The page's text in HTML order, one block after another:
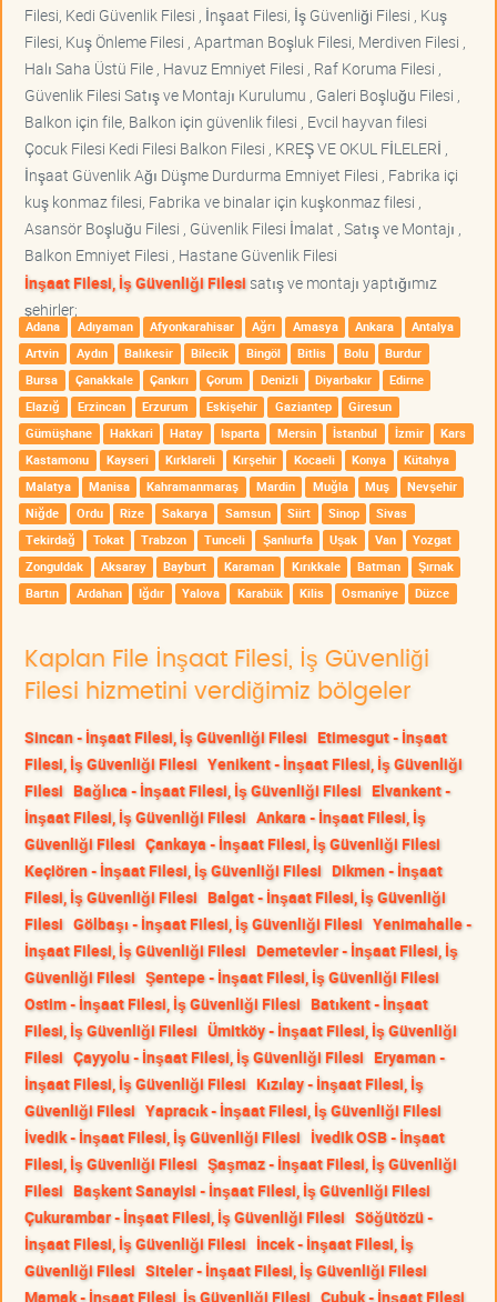
Filesi, Kedi Güvenlik Filesi , İnşaat Filesi, İş Güvenliği Filesi , Kuş
Filesi, Kuş Önleme Filesi , Apartman Boşluk Filesi, Merdiven Filesi ,
Halı Saha Üstü File , Havuz Emniyet Filesi , Raf Koruma Filesi ,
Güvenlik Filesi Satış ve Montajı Kurulumu , Galeri Boşluğu Filesi ,
Balkon için file, Balkon için güvenlik filesi , Evcil hayvan filesi
Çocuk Filesi Kedi Filesi Balkon Filesi , KREŞ VE OKUL FİLELERİ ,
İnşaat Güvenlik Ağı Düşme Durdurma Emniyet Filesi , Fabrika içi
kuş konmaz filesi, Fabrika ve binalar için kuşkonmaz filesi ,
Asansör Boşluğu Filesi , Güvenlik Filesi İmalat , Satış ve Montajı ,
Balkon Emniyet Filesi , Hastane Güvenlik Filesi
İnşaat Filesi, İş Güvenliği Filesisatış ve montajı yaptığımız
şehirler;
Adana Adıyaman Afyonkarahisar Ağrı Amasya Ankara
Antalya
Artvin
Aydın Balıkesir Bilecik Bingöl Bitlis Bolu
Burdur
Bursa
Çanakkale Çankırı Çorum Denizli Diyarbakır
Edirne
Elazığ
Erzincan Erzurum Eskişehir Gaziantep
Giresun
Gümüşhane
Hakkari Hatay Isparta Mersin İstanbul İzmir
Kars
Kastamonu
Kayseri Kırklareli Kırşehir Kocaeli Konya
Kütahya
Malatya
Manisa Kahramanmaraş Mardin Muğla Muş
Nevşehir
Niğde
Ordu Rize Sakarya Samsun Siirt Sinop
Sivas
Tekirdağ
Tokat Trabzon Tunceli Şanlıurfa Uşak Van
Yozgat
Zonguldak
Aksaray Bayburt Karaman Kırıkkale Batman
Şırnak
Bartın
Ardahan Iğdır Yalova Karabük Kilis Osmaniye Düzce
Kaplan File İnşaat Filesi, İş Güvenliği
Filesi hizmetini verdiğimiz bölgeler
Sincan - İnşaat Filesi, İş Güvenliği Filesi Etimesgut - İnşaat
Filesi, İş Güvenliği Filesi Yenikent - İnşaat Filesi, İş Güvenliği
Filesi Bağlıca - İnşaat Filesi, İş Güvenliği Filesi Elvankent -
İnşaat Filesi, İş Güvenliği Filesi Ankara - İnşaat Filesi, İş
Güvenliği Filesi Çankaya - İnşaat Filesi, İş Güvenliği Filesi
Keçiören - İnşaat Filesi, İş Güvenliği Filesi Dikmen - İnşaat
Filesi, İş Güvenliği Filesi Balgat - İnşaat Filesi, İş Güvenliği
Filesi Gölbaşı - İnşaat Filesi, İş Güvenliği Filesi Yenimahalle -
İnşaat Filesi, İş Güvenliği Filesi Demetevler - İnşaat Filesi, İş
Güvenliği Filesi Şentepe - İnşaat Filesi, İş Güvenliği Filesi
Ostim - İnşaat Filesi, İş Güvenliği Filesi Batıkent - İnşaat
Filesi, İş Güvenliği Filesi Ümitköy - İnşaat Filesi, İş Güvenliği
Filesi Çayyolu - İnşaat Filesi, İş Güvenliği Filesi Eryaman -
İnşaat Filesi, İş Güvenliği Filesi Kızılay - İnşaat Filesi, İş
Güvenliği Filesi Yapracık - İnşaat Filesi, İş Güvenliği Filesi
İvedik - İnşaat Filesi, İş Güvenliği Filesi İvedik OSB - İnşaat
Filesi, İş Güvenliği Filesi Şaşmaz - İnşaat Filesi, İş Güvenliği
Filesi Başkent Sanayisi - İnşaat Filesi, İş Güvenliği Filesi
Çukurambar - İnşaat Filesi, İş Güvenliği Filesi Söğütözü -
İnşaat Filesi, İş Güvenliği Filesi İncek - İnşaat Filesi, İş
Güvenliği Filesi Siteler - İnşaat Filesi, İş Güvenliği Filesi
Mamak - İnşaat Filesi, İş Güvenliği Filesi Çubuk - İnşaat Filesi,